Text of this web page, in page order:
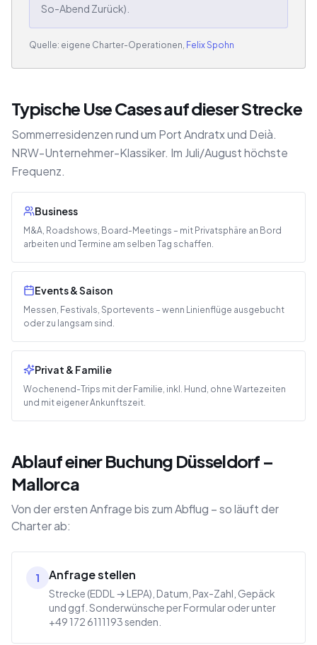
So-Abend Zurück).
Quelle: eigene Charter-Operationen, Felix Spohn
Typische Use Cases auf dieser Strecke
Sommerresidenzen rund um Port Andratx und Deià.
NRW-Unternehmer-Klassiker. Im Juli/August höchste
Frequenz.
Business
M&A, Roadshows, Board-Meetings – mit Privatsphäre an Bord
arbeiten und Termine am selben Tag schaffen.
Events & Saison
Messen, Festivals, Sportevents – wenn Linienflüge ausgebucht
oder zu langsam sind.
Privat & Familie
Wochenend-Trips mit der Familie, inkl. Hund, ohne Wartezeiten
und mit eigener Ankunftszeit.
Ablauf einer Buchung Düsseldorf –
Mallorca
Von der ersten Anfrage bis zum Abflug – so läuft der
Charter ab:
1 Anfrage stellen
Strecke (EDDL → LEPA), Datum, Pax-Zahl, Gepäck
und ggf. Sonderwünsche per Formular oder unter
+49 172 6111193 senden.